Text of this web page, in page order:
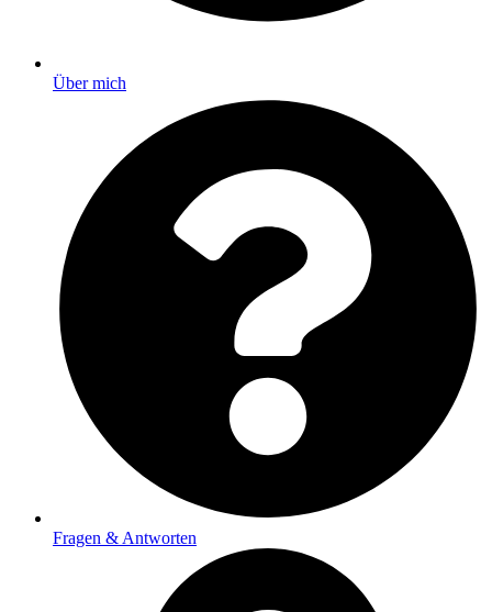
Über mich
Fragen & Antworten